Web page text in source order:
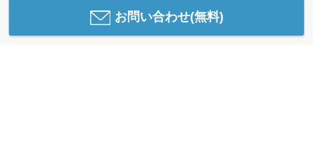
お問い合わせ(無料)